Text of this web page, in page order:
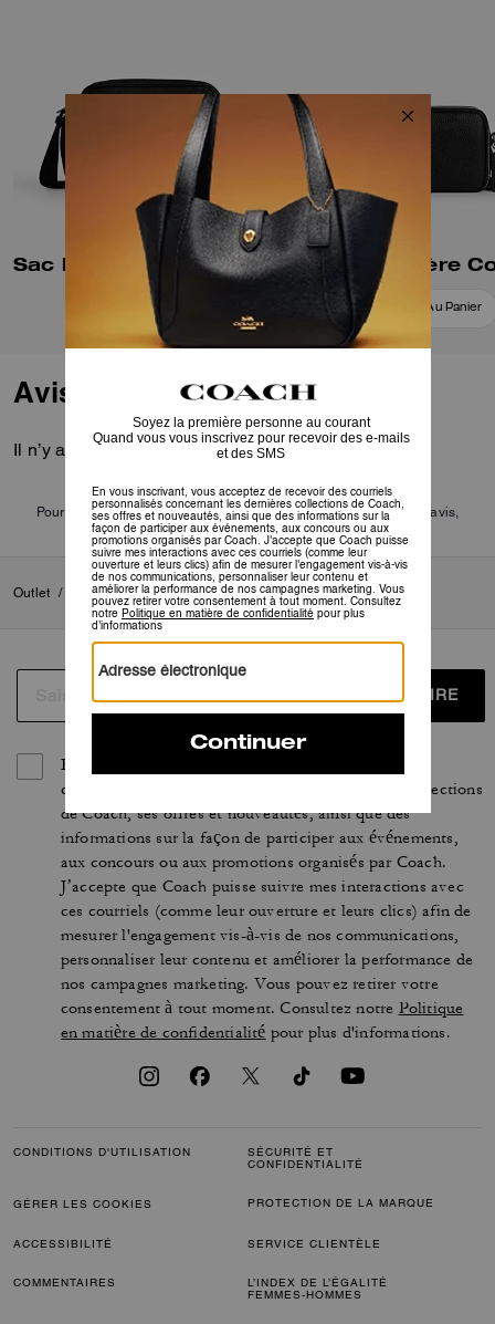
Sac bandoulière Fletcher
Ajouter Au Panier Ajouter Au Panier
Avis
Il n’y a pas encore d’avis.
Pour plus d’informations sur la manière dont nous vérifions nos avis,
cliquezici.
Outlet / Homme / Sacs
S’INSCRIRE
En vous inscrivant, vous acceptez de recevoir des
courriels personnalisés concernant les dernières collections
de Coach, ses offres et nouveautés, ainsi que des
informations sur la façon de participer aux événements,
aux concours ou aux promotions organisés par Coach.
J’accepte que Coach puisse suivre mes interactions avec
ces courriels (comme leur ouverture et leurs clics) afin de
mesurer l'engagement vis-à-vis de nos communications,
personnaliser leur contenu et améliorer la performance de
nos campagnes marketing. Vous pouvez retirer votre
consentement à tout moment. Consultez notre Politique
en matière de confidentialité pour plus d'informations.
CONDITIONS D'UTILISATION
SÉCURITÉ ET
CONFIDENTIALITÉ
GÉRER LES COOKIES PROTECTION DE LA MARQUE
ACCESSIBILITÉ SERVICE CLIENTÈLE
COMMENTAIRES
L’INDEX DE L’ÉGALITÉ
FEMMES-HOMMES